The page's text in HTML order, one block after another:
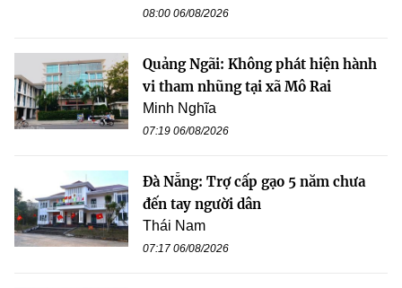
08:00 06/08/2026
Quảng Ngãi: Không phát hiện hành
vi tham nhũng tại xã Mô Rai
Minh Nghĩa
07:19 06/08/2026
Đà Nẵng: Trợ cấp gạo 5 năm chưa
đến tay người dân
Thái Nam
07:17 06/08/2026